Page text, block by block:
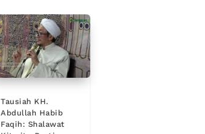
Tausiah KH.
Abdullah Habib
Faqih: Shalawat